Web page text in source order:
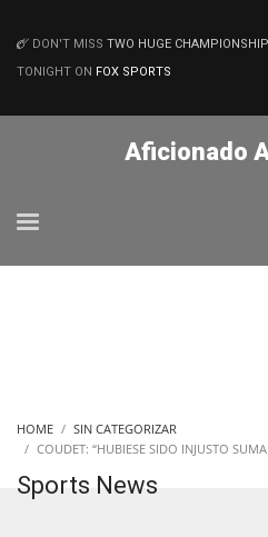
MATCHES
DON'T MISS TWO HUGE
TONIGHT ON FOX SPORTS
Aficionado
HOME
SIN CATEGORIZAR
COUDET: “HUBIESE SIDO INJUSTO
Sports News